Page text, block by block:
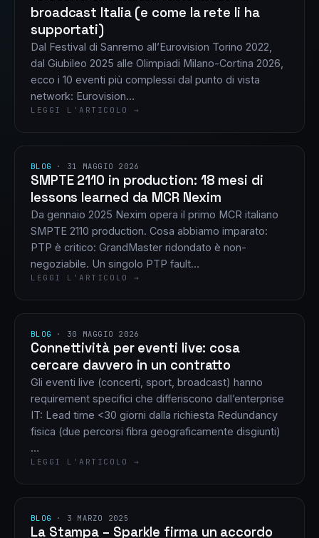
broadcast Italia (e come la rete li ha
supportati)
Dal Festival di Sanremo all’Eurovision Torino 2022,
dal Giubileo 2025 alle Olimpiadi Milano-Cortina 2026,
ecco i 10 eventi più complessi dal punto di vista
network: Eurovision…
LEGGI L'ARTICOLO →
BLOG · 31 MAGGIO 2026
SMPTE 2110 in production: 18 mesi di
lessons learned da MCR Nexim
Da gennaio 2025 Nexim opera il primo MCR italiano
SMPTE 2110 production. Cosa abbiamo imparato:
PTP è critico: GrandMaster ridondato è non-
negoziabile. Un singolo PTP fault…
LEGGI L'ARTICOLO →
BLOG · 30 MAGGIO 2026
Connettività per eventi live: cosa
cercare davvero in un contratto
Gli eventi live (concerti, sport, broadcast) hanno
requirement specifici che differiscono dall’enterprise
IT: Lead time <30 giorni dalla richiesta Redundancy
fisica (due percorsi fibra geograficamente disgiunti)
…
LEGGI L'ARTICOLO →
BLOG · 3 MARZO 2025
La Stampa – Sparkle firma un accordo